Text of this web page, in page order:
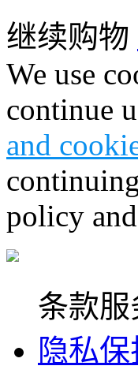
继续购物
We use
continue
and
policy
条款服
隐私保